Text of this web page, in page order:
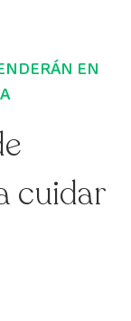
EN
cuidar